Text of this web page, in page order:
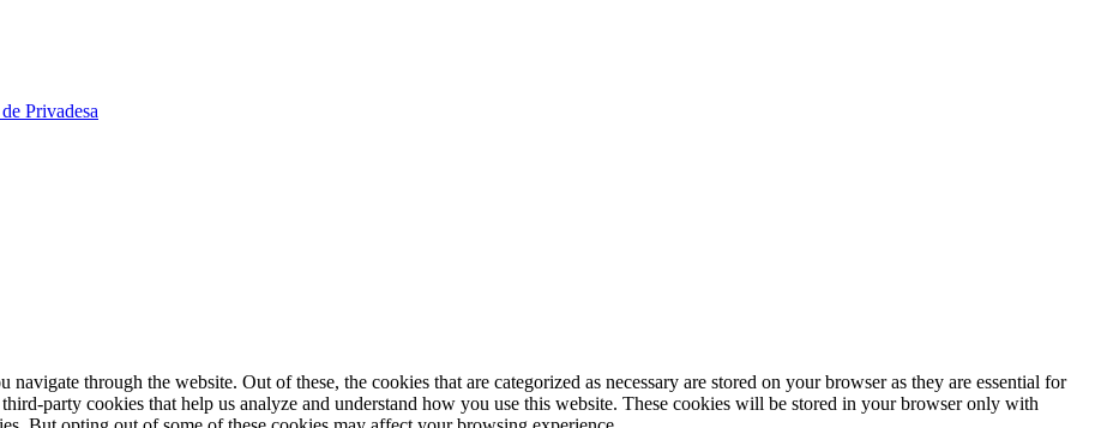
Privadesa
through the website. Out of these, the cookies that are categorized as necessary are stored on your browser as they are essential for
party cookies that help us analyze and understand how you use this website. These cookies will be stored in your browser only with